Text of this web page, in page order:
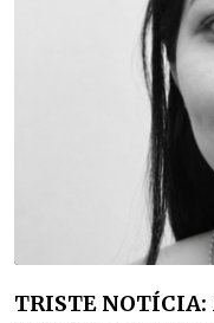
NOTÍCIA: